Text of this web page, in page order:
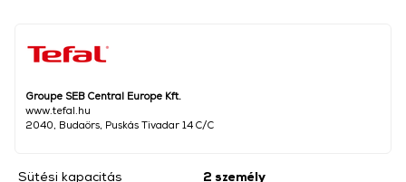
Groupe SEB Central Europe Kft.
www.tefal.hu
2040, Budaörs, Puskás Tivadar 14 C/C
Sütési kapacitás 2 személy